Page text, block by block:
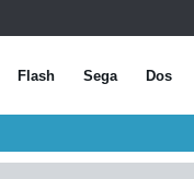
Flash Sega Dos